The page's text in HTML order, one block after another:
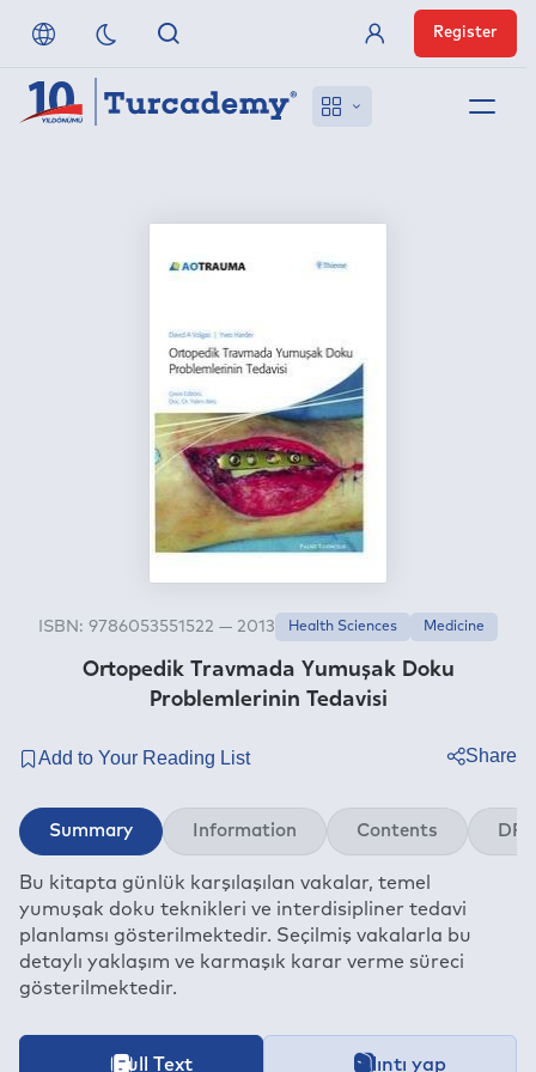
Member Login
Register
Ortopedik Travmada Yumuşak Doku
Problemlerinin Tedavisi
ISBN: 9786053551522 — 2013 Health Sciences Medicine
Share
Twitter
Facebook
Linkedin
Whatsapp
Summary Information Contents
Bu kitapta günlük karşılaşılan vakalar, temel
yumuşak doku teknikleri ve interdisipliner tedavi
planlamsı gösterilmektedir. Seçilmiş vakalarla bu
detaylı yaklaşım ve karmaşık karar verme süreci
gösterilmektedir.
İçeriğe ait içindekiler bölümünün aktarımı devam
Full Text Alıntı yap